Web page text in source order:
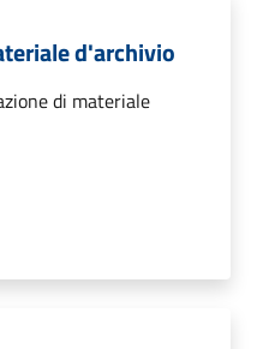
d'archivio
di materiale